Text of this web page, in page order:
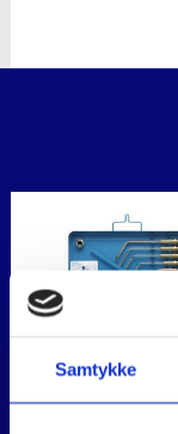
Samtykke